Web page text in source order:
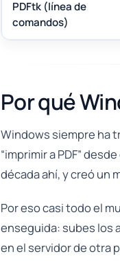
PDFtk (línea de
comandos)
Por qué
Windows siempre ha
“imprimir a PDF”
década ahí, y creó un
Por eso casi todo el
enseguida: subes los
en el servidor de otra